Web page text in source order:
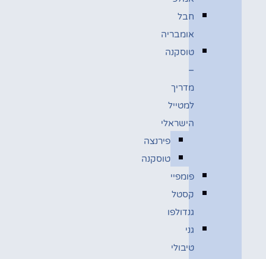
חבל
אומבריה
טוסקנה
–
מדריך
למטייל
הישראלי
פירנצה
טוסקנה
פומפיי
קסטל
גנדולפו
גני
טיבולי